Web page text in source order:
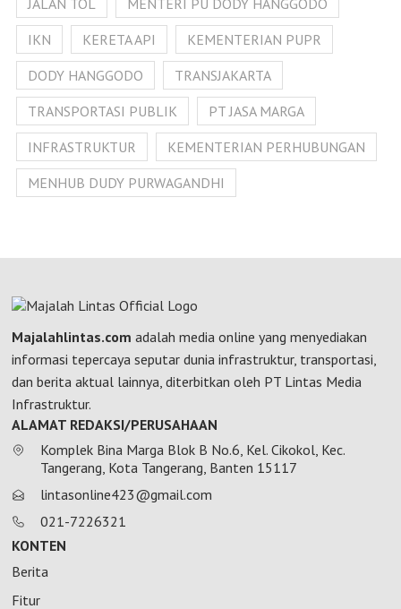
JALAN TOL
MENTERI PU DODY HANGGODO
IKN
KERETA API
KEMENTERIAN PUPR
DODY HANGGODO
TRANSJAKARTA
TRANSPORTASI PUBLIK
PT JASA MARGA
INFRASTRUKTUR
KEMENTERIAN PERHUBUNGAN
MENHUB DUDY PURWAGANDHI
Majalahlintas.com adalah media online yang menyediakan
informasi tepercaya seputar dunia infrastruktur, transportasi,
dan berita aktual lainnya, diterbitkan oleh PT Lintas Media
Infrastruktur.
ALAMAT REDAKSI/PERUSAHAAN
Komplek Bina Marga Blok B No.6, Kel. Cikokol, Kec.
Tangerang, Kota Tangerang, Banten 15117
lintasonline423@gmail.com
021-7226321
KONTEN
Berita
Fitur